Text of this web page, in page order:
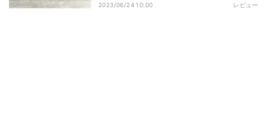
2023/06/24 10:00 レビュー